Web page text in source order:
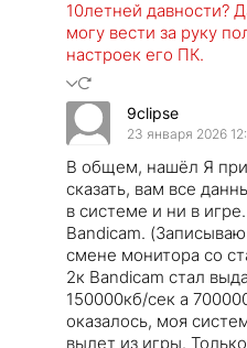
10летней давности?
могу вести за руку
настроек его ПК.
9clipse
23 января 2026
В общем, нашёл Я
сказать, вам все
в системе и ни в
Bandicam.
смене монитора со
2к Bandicam стал
150000кб/сек а
оказалось, моя
вылет из игры.